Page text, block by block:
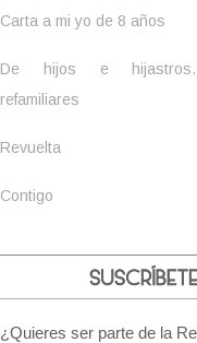
Carta a mi yo de 8 años
De hijos e hijastros.
refamiliares
Revuelta
Contigo
¿Quieres ser parte de la